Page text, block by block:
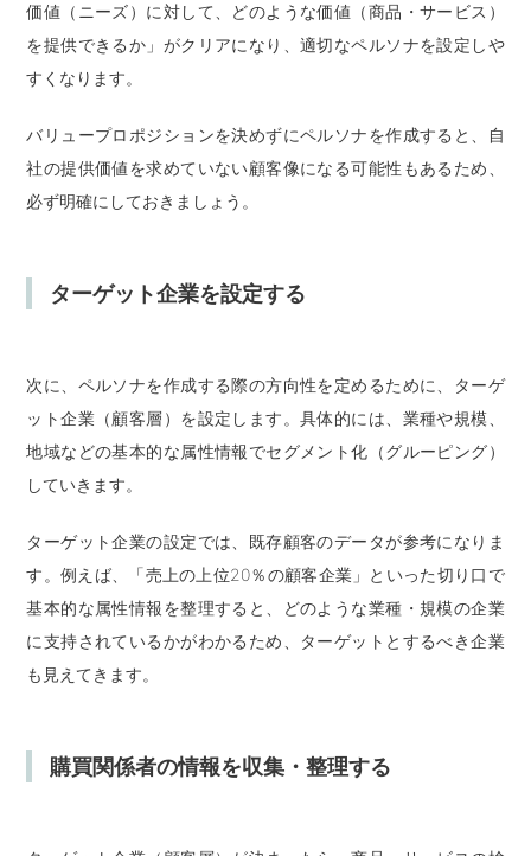
価値（ニーズ）に対して、どのような価値（商品・サービス）
を提供できるか」がクリアになり、適切なペルソナを設定しや
すくなります。
バリュープロポジションを決めずにペルソナを作成すると、自
社の提供価値を求めていない顧客像になる可能性もあるため、
必ず明確にしておきましょう。
ターゲット企業を設定する
次に、ペルソナを作成する際の方向性を定めるために、ターゲ
ット企業（顧客層）を設定します。具体的には、業種や規模、
地域などの基本的な属性情報でセグメント化（グルーピング）
していきます。
ターゲット企業の設定では、既存顧客のデータが参考になりま
す。例えば、「売上の上位20％の顧客企業」といった切り口で
基本的な属性情報を整理すると、どのような業種・規模の企業
に支持されているかがわかるため、ターゲットとするべき企業
も見えてきます。
購買関係者の情報を収集・整理する